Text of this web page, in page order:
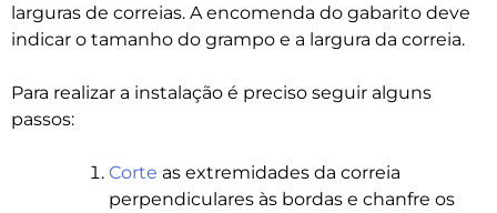
larguras de correias. A encomenda do gabarito deve
indicar o tamanho do grampo e a largura da correia.
Para realizar a instalação é preciso seguir alguns
passos:
Corte as extremidades da correia
perpendiculares às bordas e chanfre os